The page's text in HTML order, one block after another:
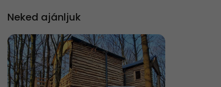
Neked ajánljuk